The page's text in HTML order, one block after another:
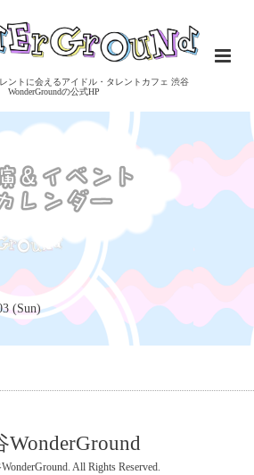
ントに会えるアイドル・タレントカフェ 渋谷
WonderGroundの公式HP
(Sun)
WonderGround
. All Rights Reserved.